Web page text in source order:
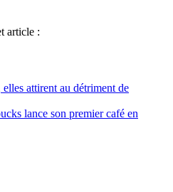
article :
attirent au détriment de
lance son premier café en